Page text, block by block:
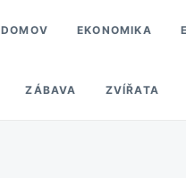
DOMOV EKONOMIKA
ZÁBAVA ZVÍŘATA